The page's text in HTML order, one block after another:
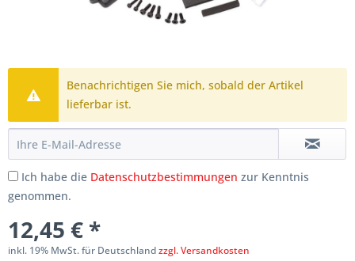
Benachrichtigen Sie mich, sobald der Artikel
lieferbar ist.
Ich habe die Datenschutzbestimmungen zur Kenntnis
genommen.
12,45 € *
inkl. 19% MwSt. für Deutschlandzzgl. Versandkosten